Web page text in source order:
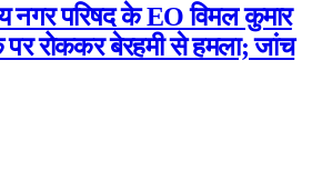
नगर परिषद के EO विमल कुमार
रोककर बेरहमी से हमला; जांच